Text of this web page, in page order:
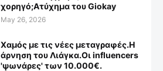
χορηγό;Aτύχημα του Giokay
May 26, 2026
Χαμός με τις νέες μεταγραφές.Η
άρνηση του Λιάγκα.Οι influencers
'ψωνάρες' των 10.000€.